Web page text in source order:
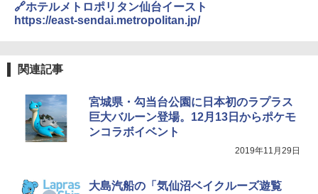
🔗ホテルメトロポリタン仙台イースト
https://east-sendai.metropolitan.jp/
関連記事
宮城県・勾当台公園に日本初のラプラス
巨大バルーン登場。12月13日からポケモ
ンコラボイベント
2019年11月29日
大島汽船の「気仙沼ベイクルーズ遊覧